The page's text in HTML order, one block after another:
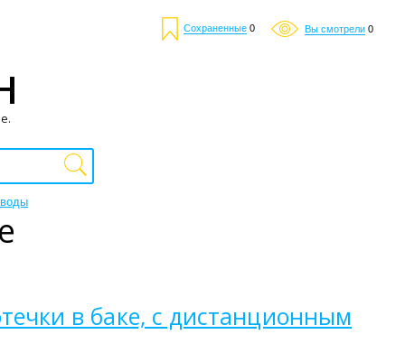
Сохраненные 0 Вы смотрели 0
в баке, с дистанционным